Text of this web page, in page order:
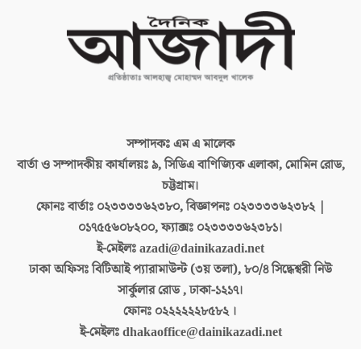
সম্পাদকঃএম এ মালেক
বার্তা ও সম্পাদকীয় কার্যালয়ঃ৯, সিডিএ বাণিজ্যিক এলাকা, মোমিন রোড,
চট্টগ্রাম।
ফোনঃ বার্তাঃ ০২৩৩৩৩৬২৩৮০, বিজ্ঞাপনঃ ০২৩৩৩৩৬২৩৮২ |
০১৭৫৫৬০৮২০০, ফ্যাক্সঃ ০২৩৩৩৩৬২৩৮১।
ই-মেইলঃazadi@dainikazadi.net
ঢাকা অফিসঃবিটিআই প্যারামাউন্ট (৩য় তলা), ৮০/৪ সিদ্ধেশ্বরী নিউ
সার্কুলার রোড , ঢাকা-১২১৭।
ফোনঃ ০২২২২২২৮৫৮২ ।
ই-মেইলঃdhakaoffice@dainikazadi.net